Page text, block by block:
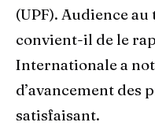
(UPF). Audience
convient-il de le
Internationale a
d’avancement des
satisfaisant.